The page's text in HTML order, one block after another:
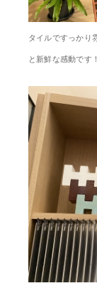
タイルですっかり
と新鮮な感動です！